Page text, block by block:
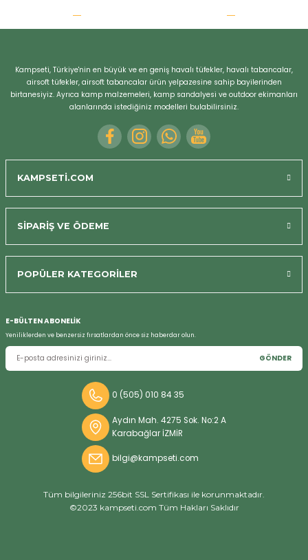
Kampseti, Türkiye'nin en büyük ve en geniş havalı tüfekler, havalı tabancalar,
airsoft tüfekler, airsoft tabancalar ürün yelpazesine sahip bayilerinden
birtanesiyiz. Ayrıca kamp malzemeleri, kamp sandalyesi ve outdoor ekimanları
alanlarında istediğiniz modelleri bulabilirsiniz.
KAMPSETİ.COM
SİPARİŞ VE ÖDEME
POPÜLER KATEGORİLER
E-BÜLTEN ABONELİK
Yeniliklerden ve benzersiz fırsatlardan önce siz haberdar olun.
GÖNDER
0 (505) 010 84 35
Aydın Mah. 4275 Sok. No:2 A
Karabağlar İZMİR
bilgi@kampseti.com
Tüm bilgileriniz 256bit SSL Sertifikası ile korunmaktadır.
©2023 kampseti.com Tüm Hakları Saklıdır
Bizi Arayın